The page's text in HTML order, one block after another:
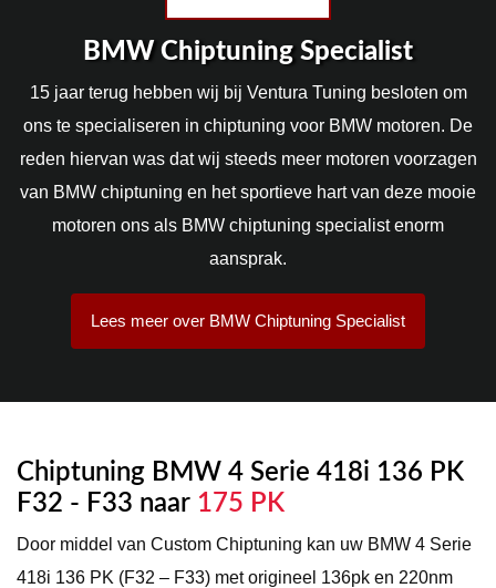
BMW Chiptuning Specialist
15 jaar terug hebben wij bij Ventura Tuning besloten om
ons te specialiseren in chiptuning voor BMW motoren. De
reden hiervan was dat wij steeds meer motoren voorzagen
van BMW chiptuning en het sportieve hart van deze mooie
motoren ons als BMW chiptuning specialist enorm
aansprak.
Lees meer over BMW Chiptuning Specialist
Chiptuning BMW 4 Serie 418i 136 PK
F32 - F33 naar 175 PK
Door middel van Custom Chiptuning kan uw BMW 4 Serie
418i 136 PK (F32 – F33) met origineel 136pk en 220nm